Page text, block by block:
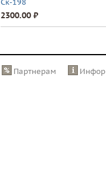
Ск-198
2300.00 ⃏
Партнерам